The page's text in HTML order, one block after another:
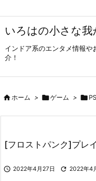
いろはの小さな我
インドア系のエンタメ情報
介！
ホーム > ゲーム > 
[フロストパンク]プレ
 2022年4月27日  2022年4